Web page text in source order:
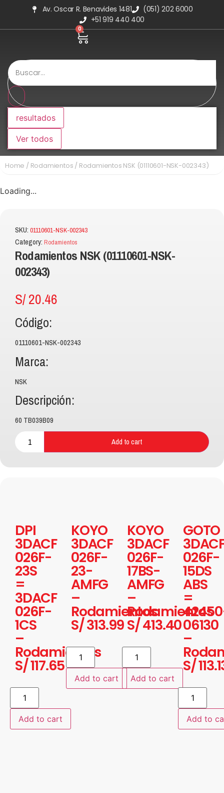
Av. Oscar R. Benavides 1481
(051) 202 6000
+51 919 440 400
0
resultados
Ver todos
Home / Rodamientos / Rodamientos NSK (01110601-NSK-002343)
Loading...
SKU: 01110601-NSK-002343
Category: Rodamientos
Rodamientos NSK (01110601-NSK-
002343)
S/20.46
Código:
01110601-NSK-002343
Marca:
NSK
Descripción:
60 TB039B09
Add to cart
DPI
3DACF
026F-
23S
=
3DACF
026F-
1CS
–
Rodamientos
S/117.65
Add to cart
KOYO
3DACF
026F-
23-
AMFG
–
Rodamientos
S/313.99
Add to cart
KOYO
3DACF
026F-
17BS-
AMFG
–
Rodamientos
S/413.40
Add to cart
GOTO
026F-
15DS
ABS
=
06130
–
S/
Add to